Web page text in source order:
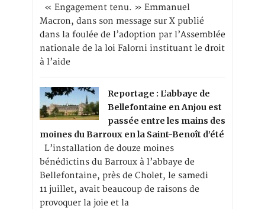
« Engagement tenu. » Emmanuel
Macron, dans son message sur X publié
dans la foulée de l’adoption par l’Assemblée
nationale de la loi Falorni instituant le droit
à l’aide
Reportage : L’abbaye de
Bellefontaine en Anjou est
passée entre les mains des
moines du Barroux en la Saint-Benoît d’été
L’installation de douze moines
bénédictins du Barroux à l’abbaye de
Bellefontaine, près de Cholet, le samedi
11 juillet, avait beaucoup de raisons de
provoquer la joie et la